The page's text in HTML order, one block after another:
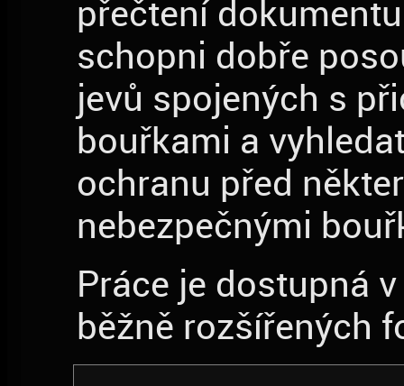
přečtení
schopni dobře
jevů spojených s
bouřkami a
ochranu před
nebezpečnými
Práce je dostupná
běžně rozšířených